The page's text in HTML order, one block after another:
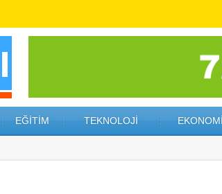
EĞİTİM TEKNOLOJİ EKONOMİ